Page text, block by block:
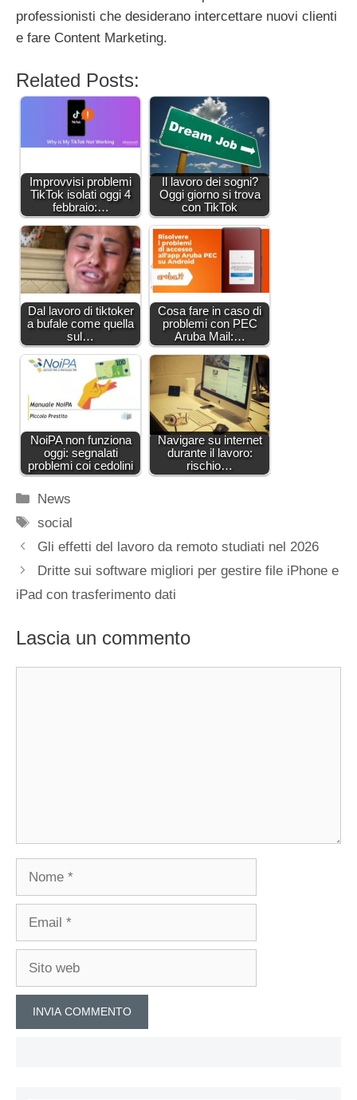
professionisti che desiderano intercettare nuovi clienti
e fare Content Marketing.
Related Posts:
Improvvisi problemi
TikTok isolati oggi 4
febbraio:…
Il lavoro dei sogni?
Oggi giorno si trova
con TikTok
Dal lavoro di tiktoker
a bufale come quella
sul…
Cosa fare in caso di
problemi con PEC
Aruba Mail:…
NoiPA non funziona
oggi: segnalati
problemi coi cedolini
Navigare su internet
durante il lavoro:
rischio…
Categorie
News
Tag
social
Gli effetti del lavoro da remoto studiati nel 2026
Dritte sui software migliori per gestire file iPhone e
iPad con trasferimento dati
Lascia un commento
Nome
Email
Sito